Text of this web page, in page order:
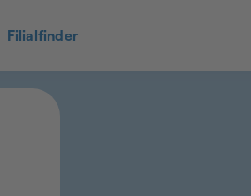
Filialfinder